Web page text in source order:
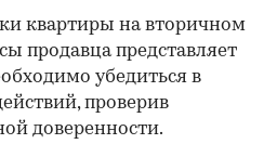
квартиры на вторичном
продавца представляет
убедиться в
проверив
доверенности.